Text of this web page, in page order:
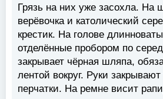
Грязь на них уже засохла. На
верёвочка и католический
крестик. На голове
отделённые пробором по
закрывает чёрная шляпа,
лентой вокруг. Руки
перчатки. На ремне висит